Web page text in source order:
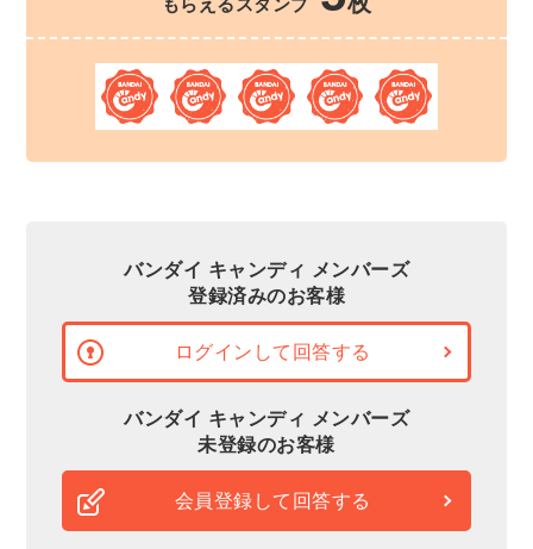
もらえるスタンプ
バンダイ キャンディ メンバーズ
登録済みのお客様
ログインして回答する
バンダイ キャンディ メンバーズ
未登録のお客様
会員登録して回答する